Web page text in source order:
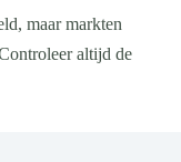
maar markten
altijd de